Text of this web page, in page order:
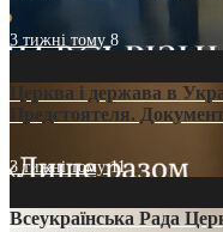
3 тижні тому 8
Церква і держава в
Предстоятеля.
3 тижні тому11
Всеукраїнська Рада